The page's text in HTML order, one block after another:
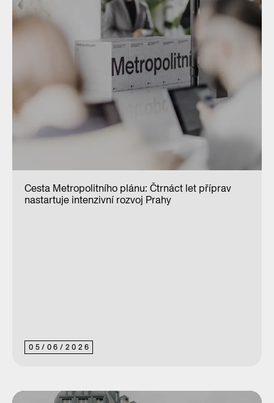
05/ 06/ 2026
Cesta Metropolitního plánu: Čtrnáct let příprav
nastartuje intenzivní rozvoj Prahy